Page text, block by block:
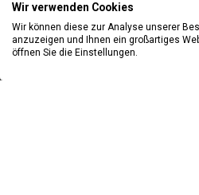
©2026 Hibexon SA - All rights reserved.
Wir verwenden Cookies
Wir können diese zur Analyse unserer
anzuzeigen und Ihnen ein großartiges
öffnen Sie die Einstellungen.